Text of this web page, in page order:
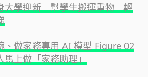
大學迎新 幫學生搬運重物 輕
、做家務專用 AI 模型 Figure 02
馬上做「家務助理」